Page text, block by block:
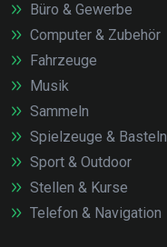
Büro & Gewerbe
Computer & Zubehör
Fahrzeuge
Musik
Sammeln
Spielzeuge & Basteln
Sport & Outdoor
Stellen & Kurse
Telefon & Navigation